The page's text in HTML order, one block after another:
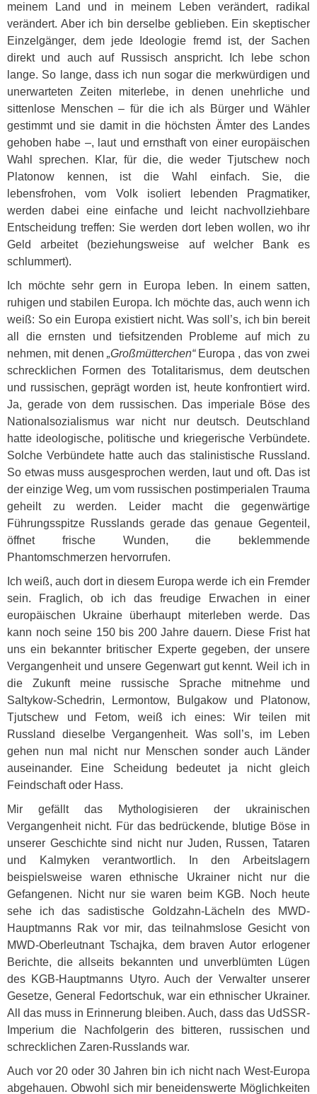
meinem Land und in meinem Leben verändert, radikal
verändert. Aber ich bin derselbe geblieben. Ein skeptischer
Einzelgänger, dem jede Ideologie fremd ist, der Sachen
direkt und auch auf Russisch anspricht. Ich lebe schon
lange. So lange, dass ich nun sogar die merkwürdigen und
unerwarteten Zeiten miterlebe, in denen unehrliche und
sittenlose Menschen – für die ich als Bürger und Wähler
gestimmt und sie damit in die höchsten Ämter des Landes
gehoben habe –, laut und ernsthaft von einer europäischen
Wahl sprechen. Klar, für die, die weder Tjutschew noch
Platonow kennen, ist die Wahl einfach. Sie, die
lebensfrohen, vom Volk isoliert lebenden Pragmatiker,
werden dabei eine einfache und leicht nachvollziehbare
Entscheidung treffen: Sie werden dort leben wollen, wo ihr
Geld arbeitet (beziehungsweise auf welcher Bank es
schlummert).
Ich möchte sehr gern in Europa leben. In einem satten,
ruhigen und stabilen Europa. Ich möchte das, auch wenn ich
weiß: So ein Europa existiert nicht. Was soll’s, ich bin bereit
all die ernsten und tiefsitzenden Probleme auf mich zu
nehmen, mit denen „Großmütterchen“Europa , das von zwei
schrecklichen Formen des Totalitarismus, dem deutschen
und russischen, geprägt worden ist, heute konfrontiert wird.
Ja, gerade von dem russischen. Das imperiale Böse des
Nationalsozialismus war nicht nur deutsch. Deutschland
hatte ideologische, politische und kriegerische Verbündete.
Solche Verbündete hatte auch das stalinistische Russland.
So etwas muss ausgesprochen werden, laut und oft. Das ist
der einzige Weg, um vom russischen postimperialen Trauma
geheilt zu werden. Leider macht die gegenwärtige
Führungsspitze Russlands gerade das genaue Gegenteil,
öffnet frische Wunden, die beklemmende
Phantomschmerzen hervorrufen.
Ich weiß, auch dort in diesem Europa werde ich ein Fremder
sein. Fraglich, ob ich das freudige Erwachen in einer
europäischen Ukraine überhaupt miterleben werde. Das
kann noch seine 150 bis 200 Jahre dauern. Diese Frist hat
uns ein bekannter britischer Experte gegeben, der unsere
Vergangenheit und unsere Gegenwart gut kennt. Weil ich in
die Zukunft meine russische Sprache mitnehme und
Saltykow-Schedrin, Lermontow, Bulgakow und Platonow,
Tjutschew und Fetom, weiß ich eines: Wir teilen mit
Russland dieselbe Vergangenheit. Was soll’s, im Leben
gehen nun mal nicht nur Menschen sonder auch Länder
auseinander. Eine Scheidung bedeutet ja nicht gleich
Feindschaft oder Hass.
Mir gefällt das Mythologisieren der ukrainischen
Vergangenheit nicht. Für das bedrückende, blutige Böse in
unserer Geschichte sind nicht nur Juden, Russen, Tataren
und Kalmyken verantwortlich. In den Arbeitslagern
beispielsweise waren ethnische Ukrainer nicht nur die
Gefangenen. Nicht nur sie waren beim KGB. Noch heute
sehe ich das sadistische Goldzahn-Lächeln des
MWD-
Hauptmanns Rak vor mir, das teilnahmslose Gesicht von
MWD-Oberleutnant Tschajka, dem braven Autor erlogener
Berichte, die allseits bekannten und unverblümten Lügen
des KGB-Hauptmanns Utyro. Auch der Verwalter unserer
Gesetze, General Fedortschuk, war ein ethnischer Ukrainer.
All das muss in Erinnerung bleiben. Auch, dass das UdSSR-
Imperium die Nachfolgerin des bitteren, russischen und
schrecklichen Zaren-Russlands war.
Auch vor 20 oder 30 Jahren bin ich nicht nach West-Europa
abgehauen. Obwohl sich mir beneidenswerte Möglichkeiten